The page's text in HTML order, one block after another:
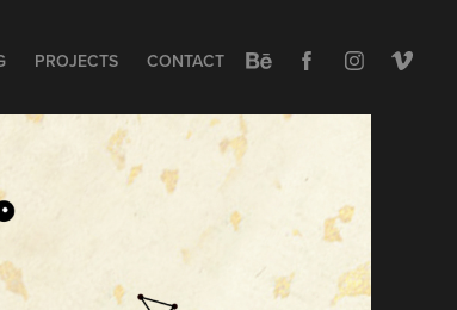
PROJECTS CONTACT